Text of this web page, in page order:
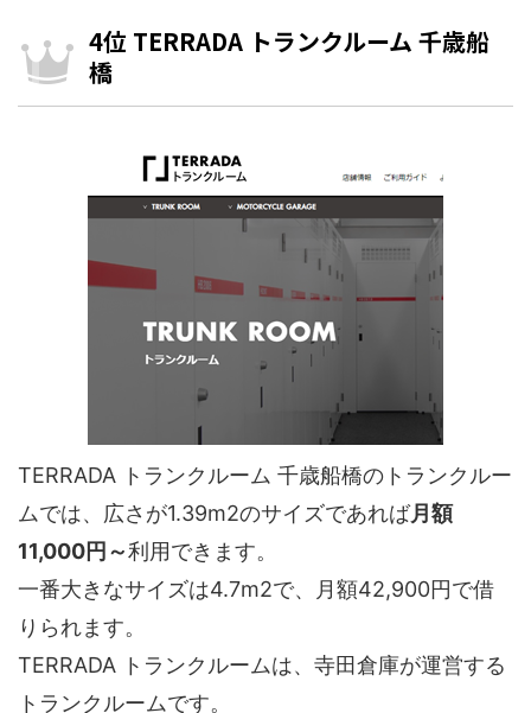
4位 TERRADA トランクルーム 千歳船
橋
TERRADA トランクルーム 千歳船橋のトランクルー
ムでは、広さが1.39m2のサイズであれば月額
11,000円～利用できます。
一番大きなサイズは4.7m2で、月額42,900円で借
りられます。
TERRADA トランクルームは、寺田倉庫が運営する
トランクルームです。